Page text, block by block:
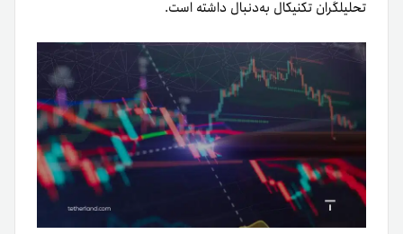
تحلیلگران تکنیکال به‌دنبال داشته است.